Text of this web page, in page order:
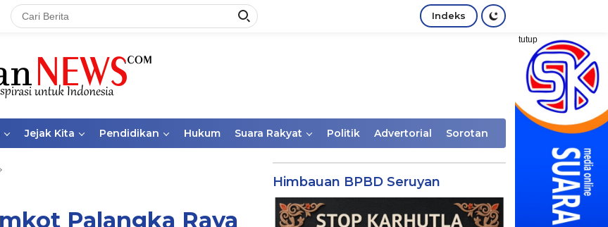
Indeks
tutup
Jejak Kita Pendidikan Hukum Suara Rakyat Politik Advertorial Sorotan
Palangka Raya
Himbauan BPBD Seruyan